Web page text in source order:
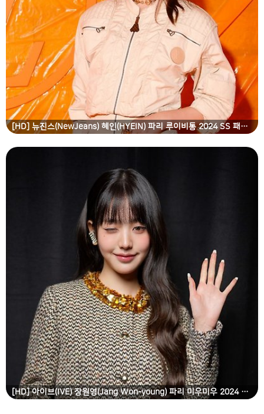
[HD] 뉴진스(NewJeans) 혜인(HYEIN) 파리 루이비통 2024 SS 패션쇼 고화질 화보
[HD] 아이브(IVE) 장원영(Jang Won-young) 파리 미우미우 2024 SS 패션쇼 고화질 화보